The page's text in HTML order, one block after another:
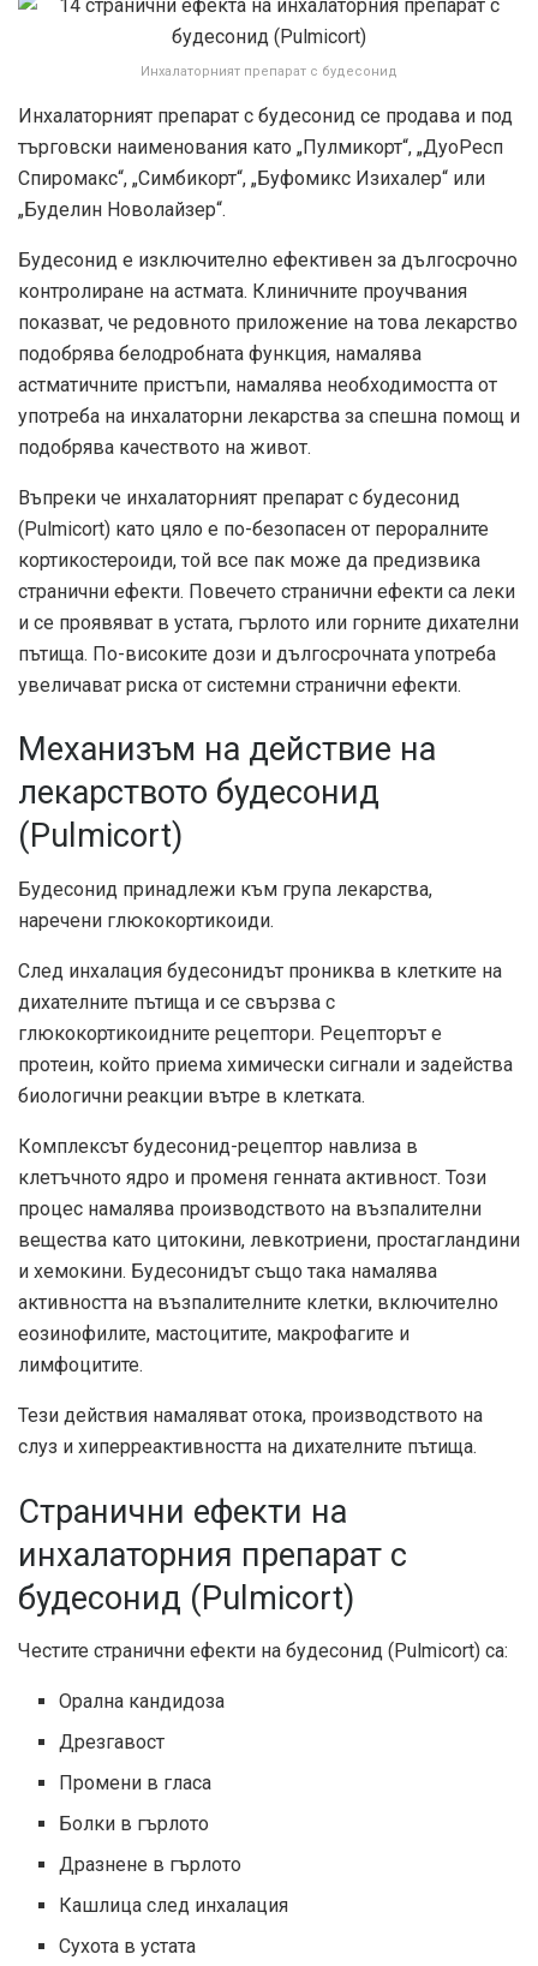
Инхалаторният препарат с будесонид
Инхалаторният препарат с будесонид се продава и под
търговски наименования като „Пулмикорт“, „ДуоРесп
Спиромакс“, „Симбикорт“, „Буфомикс Изихалер“ или
„Буделин Новолайзер“.
Будесонид е изключително ефективен за дългосрочно
контролиране на астмата. Клиничните проучвания
показват, че редовното приложение на това лекарство
подобрява белодробната функция, намалява
астматичните пристъпи, намалява необходимостта от
употреба на инхалаторни лекарства за спешна помощ и
подобрява качеството на живот.
Въпреки че инхалаторният препарат с будесонид
(Pulmicort) като цяло е по-безопасен от пероралните
кортикостероиди, той все пак може да предизвика
странични ефекти. Повечето странични ефекти са леки
и се проявяват в устата, гърлото или горните дихателни
пътища. По-високите дози и дългосрочната употреба
увеличават риска от системни странични ефекти.
Механизъм на действие на
лекарството будесонид
(Pulmicort)
Будесонид принадлежи към група лекарства,
наречени глюкокортикоиди.
След инхалация будесонидът прониква в клетките на
дихателните пътища и се свързва с
глюкокортикоидните рецептори. Рецепторът е
протеин, който приема химически сигнали и задейства
биологични реакции вътре в клетката.
Комплексът будесонид-рецептор навлиза в
клетъчното ядро и променя генната активност. Този
процес намалява производството на възпалителни
вещества като цитокини, левкотриени, простагландини
и хемокини. Будесонидът също така намалява
активността на възпалителните клетки, включително
еозинофилите, мастоцитите, макрофагите и
лимфоцитите.
Тези действия намаляват отока, производството на
слуз и хиперреактивността на дихателните пътища.
Странични ефекти на
инхалаторния препарат с
будесонид (Pulmicort)
Честите странични ефекти на будесонид (Pulmicort) са:
Орална кандидоза
Дрезгавост
Промени в гласа
Болки в гърлото
Дразнене в гърлото
Кашлица след инхалация
Сухота в устата